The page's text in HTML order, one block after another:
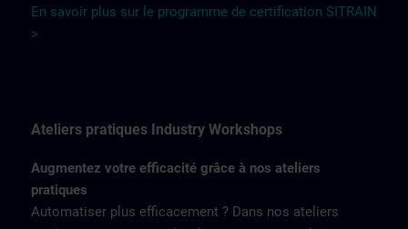
En savoir plus sur le programme de certification SITRAIN
>
Ateliers pratiques Industry Workshops
Augmentez votre efficacité grâce à nos ateliers
pratiques
Automatiser plus efficacement ? Dans nos ateliers